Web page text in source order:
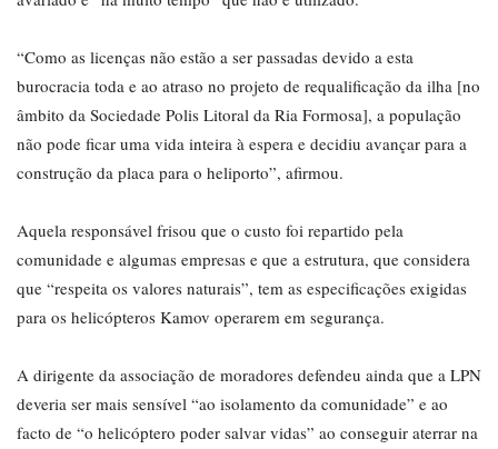
“Como as licenças não estão a ser passadas devido a esta
burocracia toda e ao atraso no projeto de requalificação da ilha [no
âmbito da Sociedade Polis Litoral da Ria Formosa], a população
não pode ficar uma vida inteira à espera e decidiu avançar para a
construção da placa para o heliporto”, afirmou.
Aquela responsável frisou que o custo foi repartido pela
comunidade e algumas empresas e que a estrutura, que considera
que “respeita os valores naturais”, tem as especificações exigidas
para os helicópteros Kamov operarem em segurança.
A dirigente da associação de moradores defendeu ainda que a LPN
deveria ser mais sensível “ao isolamento da comunidade” e ao
facto de “o helicóptero poder salvar vidas” ao conseguir aterrar na